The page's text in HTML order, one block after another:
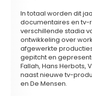
In totaal worden dit
documentaires en
verschillende stadia
ontwikkeling over
afgewerkte
gepitcht en
Fallah, Hans Herbots,
naast nieuwe tv-
en De Mensen.